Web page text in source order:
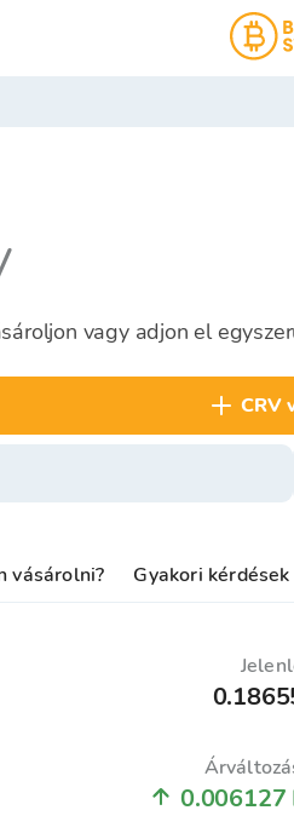
vagy adjon el
vásárolni? Gyakori kérdések
0.006127